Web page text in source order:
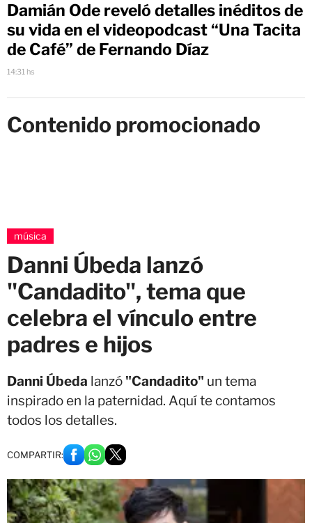
Damián Ode reveló detalles inéditos de
su vida en el videopodcast “Una Tacita
de Café” de Fernando Díaz
14:31 hs
Contenido promocionado
música
Danni Úbeda lanzó
"Candadito", tema que
celebra el vínculo entre
padres e hijos
Danni Úbeda lanzó "Candadito" un tema
inspirado en la paternidad. Aquí te contamos
todos los detalles.
COMPARTIR: